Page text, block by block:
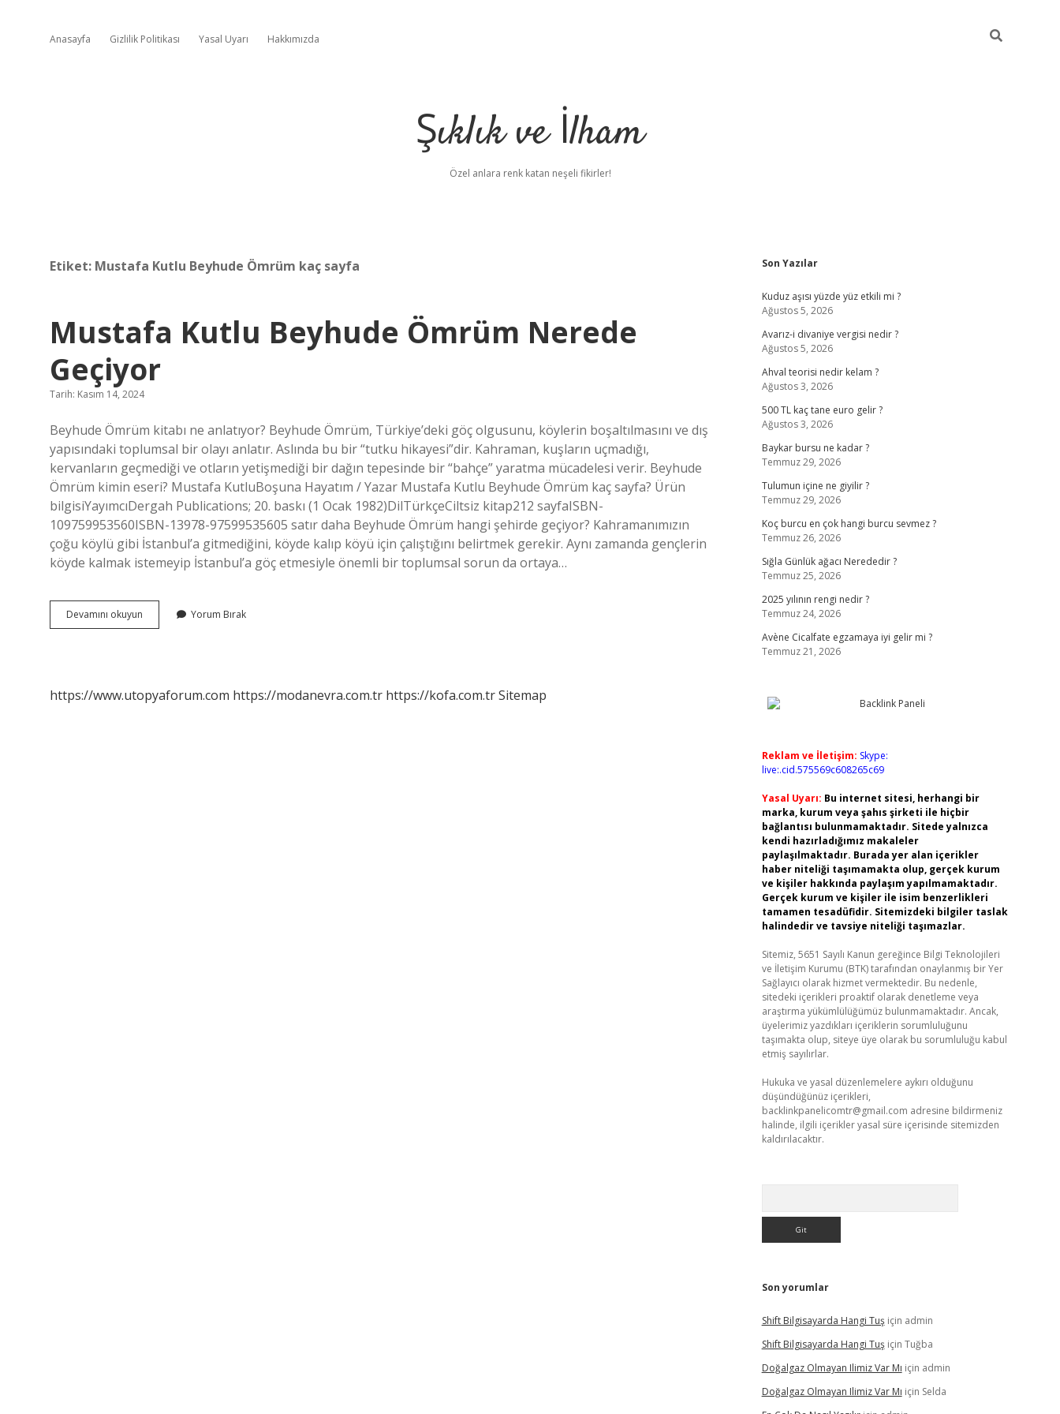
Anasayfa Gizlilik Politikası Yasal Uyarı Hakkımızda
Şıklık ve İlham
Özel anlara renk katan neşeli fikirler!
Etiket: Mustafa Kutlu Beyhude Ömrüm kaç sayfa
Mustafa Kutlu Beyhude Ömrüm Nerede
Geçiyor
Tarih: Kasım 14, 2024
Beyhude Ömrüm kitabı ne anlatıyor? Beyhude Ömrüm, Türkiye’deki göç olgusunu, köylerin boşaltılmasını ve dış
yapısındaki toplumsal bir olayı anlatır. Aslında bu bir “tutku hikayesi”dir. Kahraman, kuşların uçmadığı,
kervanların geçmediği ve otların yetişmediği bir dağın tepesinde bir “bahçe” yaratma mücadelesi verir. Beyhude
Ömrüm kimin eseri? Mustafa KutluBoşuna Hayatım / Yazar Mustafa Kutlu Beyhude Ömrüm kaç sayfa? Ürün
bilgisiYayımcıDergah Publications; 20. baskı (1 Ocak 1982)DilTürkçeCiltsiz kitap212 sayfaISBN-
109759953560ISBN-13978-97599535605 satır daha Beyhude Ömrüm hangi şehirde geçiyor? Kahramanımızın
çoğu köylü gibi İstanbul’a gitmediğini, köyde kalıp köyü için çalıştığını belirtmek gerekir. Aynı zamanda gençlerin
köyde kalmak istemeyip İstanbul’a göç etmesiyle önemli bir toplumsal sorun da ortaya…
Devamını okuyun Mustafa
Kutlu
Yorum Bırak
https://www.utopyaforum.com https://modanevra.com.tr https://kofa.com.trSitemap
Sidebar
Son Yazılar
Kuduz aşısı yüzde yüz etkili mi ?
Ağustos 5, 2026
Avarız-i divaniye vergisi nedir ?
Ağustos 5, 2026
Ahval teorisi nedir kelam ?
Ağustos 3, 2026
500 TL kaç tane euro gelir ?
Ağustos 3, 2026
Baykar bursu ne kadar ?
Temmuz 29, 2026
Tulumun içine ne giyilir ?
Temmuz 29, 2026
Koç burcu en çok hangi burcu sevmez ?
Temmuz 26, 2026
Sığla Günlük ağacı Nerededir ?
Temmuz 25, 2026
2025 yılının rengi nedir ?
Temmuz 24, 2026
Avène Cicalfate egzamaya iyi gelir mi ?
Temmuz 21, 2026
Reklam ve İletişim: Skype:
live:.cid.575569c608265c69
Yasal Uyarı: Bu internet sitesi, herhangi bir
marka, kurum veya şahıs şirketi ile hiçbir
bağlantısı bulunmamaktadır. Sitede yalnızca
kendi hazırladığımız makaleler
paylaşılmaktadır. Burada yer alan içerikler
haber niteliği taşımamakta olup, gerçek kurum
ve kişiler hakkında paylaşım yapılmamaktadır.
Gerçek kurum ve kişiler ile isim benzerlikleri
tamamen tesadüfidir. Sitemizdeki bilgiler taslak
halindedir ve tavsiye niteliği taşımazlar.
Sitemiz, 5651 Sayılı Kanun gereğince Bilgi Teknolojileri
ve İletişim Kurumu (BTK) tarafından onaylanmış bir Yer
Sağlayıcı olarak hizmet vermektedir. Bu nedenle,
sitedeki içerikleri proaktif olarak denetleme veya
araştırma yükümlülüğümüz bulunmamaktadır. Ancak,
üyelerimiz yazdıkları içeriklerin sorumluluğunu
taşımakta olup, siteye üye olarak bu sorumluluğu kabul
etmiş sayılırlar.
Hukuka ve yasal düzenlemelere aykırı olduğunu
düşündüğünüz içerikleri,
backlinkpanelicomtr@gmail.com adresine bildirmeniz
halinde, ilgili içerikler yasal süre içerisinde sitemizden
kaldırılacaktır.
Son yorumlar
Shift Bilgisayarda Hangi Tuşiçin admin
Shift Bilgisayarda Hangi Tuşiçin Tuğba
Doğalgaz Olmayan Ilimiz Var Mı için admin
Doğalgaz Olmayan Ilimiz Var Mı için Selda